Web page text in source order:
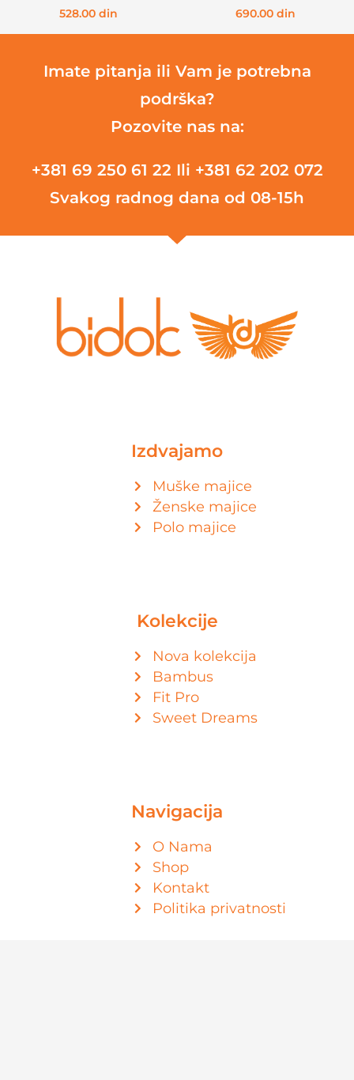
528.00 din 690.00 din
Imate pitanja ili Vam je potrebna
podrška?
Pozovite nas na:
+381 69 250 61 22 Ili +381 62 202 072
Svakog radnog dana od 08-15h
Izdvajamo
Muške majice
Ženske majice
Polo majice
Kolekcije
Nova kolekcija
Bambus
Fit Pro
Sweet Dreams
Navigacija
O Nama
Shop
Kontakt
Politika privatnosti